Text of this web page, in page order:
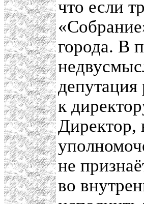
что если
города. В
к
Директор,
не
во